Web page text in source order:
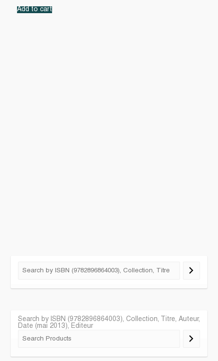
Add to cart
Search by ISBN (9782896864003), Collection, Titre, Auteur,
Date (mai 2013), Editeur